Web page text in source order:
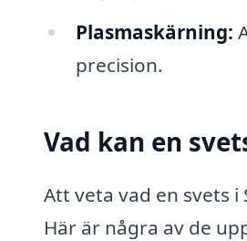
Plasmaskärning:
precision.
Vad kan en
Att veta vad en svets
Här är några av de